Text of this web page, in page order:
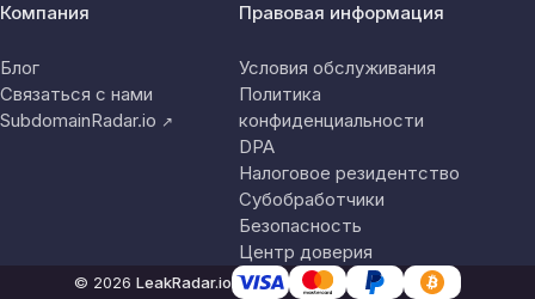
Компания
Блог
Связаться с нами
SubdomainRadar.io ↗
Правовая информация
Условия обслуживания
Политика
конфиденциальности
DPA
Налоговое резидентство
Субобработчики
Безопасность
Центр доверия
© 2026 LeakRadar.io